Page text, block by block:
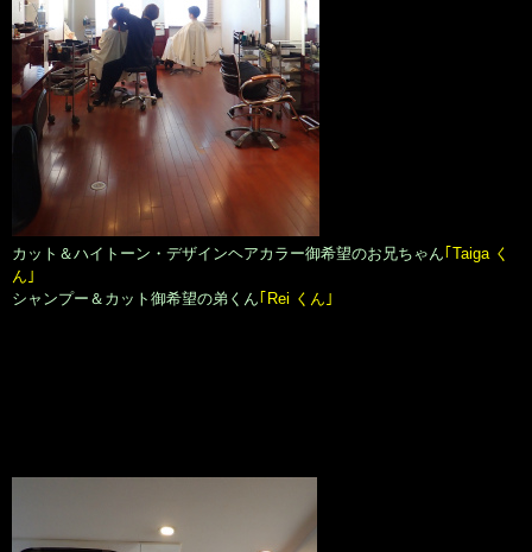
カット＆ハイトーン・デザインヘアカラー御希望のお兄ちゃん｢Taiga く
ん｣
シャンプー＆カット御希望の弟くん｢Rei くん｣